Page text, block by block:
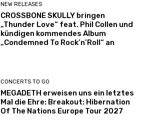
NEW RELEASES
CROSSBONE SKULLY bringen
„Thunder Love“ feat. Phil Collen und
kündigen kommendes Album
„Condemned To Rock’n’Roll“ an
CONCERTS TO GO
MEGADETH erweisen uns ein letztes
Mal die Ehre: Breakout: Hibernation
Of The Nations Europe Tour 2027